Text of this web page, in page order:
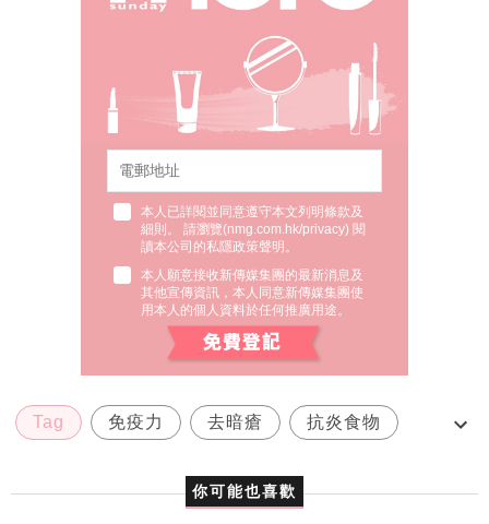
本人已詳閱並同意遵守本文列明條款及
細則。 請瀏覽(nmg.com.hk/privacy) 閱
讀本公司的私隱政策聲明。
本人願意接收新傳媒集團的最新消息及
其他宣傳資訊，本人同意新傳媒集團使
用本人的個人資料於任何推廣用途。
Tag 免疫力 去暗瘡 抗炎食物
你可能也喜歡